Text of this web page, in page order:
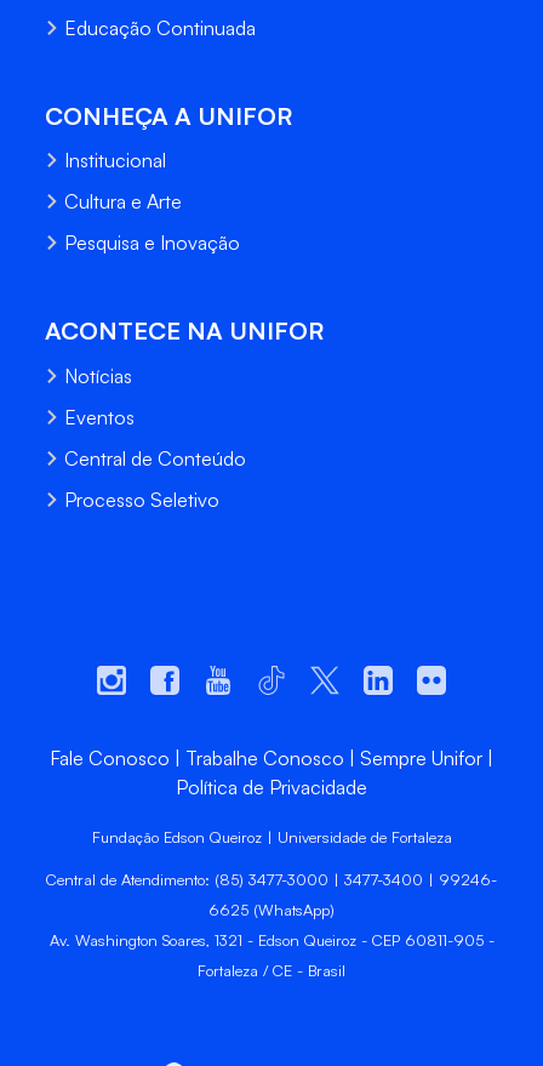
Educação Continuada
CONHEÇA A UNIFOR
Institucional
Cultura e Arte
Pesquisa e Inovação
ACONTECE NA UNIFOR
Notícias
Eventos
Central de Conteúdo
Processo Seletivo
Fale Conosco Trabalhe Conosco
Sempre Unifor
Política de Privacidade
Fundação Edson Queiroz | Universidade de Fortaleza
Central de Atendimento: (85) 3477-3000 | 3477-3400 | 99246-
6625 (WhatsApp)
Av. Washington Soares, 1321 - Edson Queiroz - CEP 60811-905 -
Fortaleza / CE - Brasil